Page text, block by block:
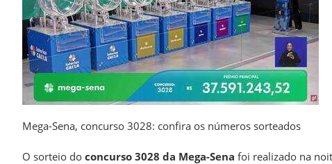
Mega-Sena, concurso 3028: confira os números sorteados
O sorteio do concurso 3028 da Mega-Sena foi realizado na